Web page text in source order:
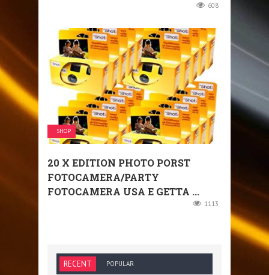
608
SHOP
20 X EDITION PHOTO PORST
FOTOCAMERA/PARTY
FOTOCAMERA USA E GETTA ...
1113
RECENT POPULAR